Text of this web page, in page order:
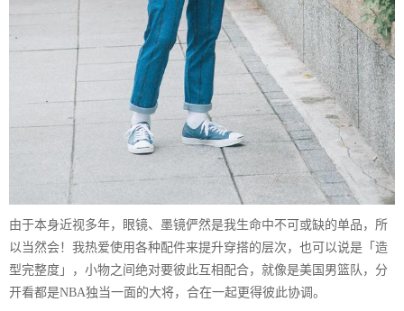
由于本身近视多年，眼镜、墨镜俨然是我生命中不可或缺的单品，所
以当然会！我热爱使用各种配件来提升穿搭的层次，也可以说是「造
型完整度」，小物之间绝对要彼此互相配合，就像是美国男篮队，分
开看都是NBA独当一面的大将，合在一起更得彼此协调。